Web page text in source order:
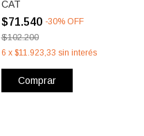
CAT
$71.540 -30% OFF
$102.200
6 x $11.923,33 sin interés
Comprar